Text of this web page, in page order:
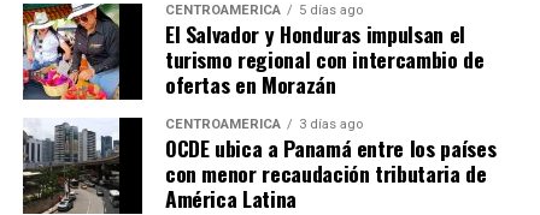
CENTROAMÉRICA 5 días ago
El Salvador y Honduras impulsan el
turismo regional con intercambio de
ofertas en Morazán
CENTROAMÉRICA 3 días ago
OCDE ubica a Panamá entre los países
con menor recaudación tributaria de
América Latina